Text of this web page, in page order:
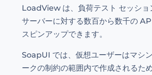
LoadView は、負荷テスト セッショ
サーバーに対する数百から数千の
スピンアップできます。
SoapUI では、仮想ユーザーはマシ
ークの制約の範囲内で作成されるた